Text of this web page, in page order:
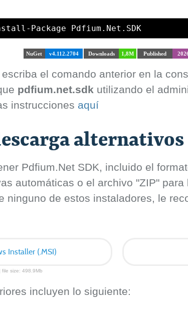
Package Pdfium.Net.SDK
NuGet v4.112.2704 Downloads 1,8M Published
el comando anterior en la
pdfium.net.sdk utilizando el
instrucciones aquí
alternativos
Pdfium.Net SDK, incluido el
automáticas o el archivo "ZIP"
ninguno de estos instaladores, le
Installer (.MSI)
size: 498.9Mb
incluyen lo siguiente: